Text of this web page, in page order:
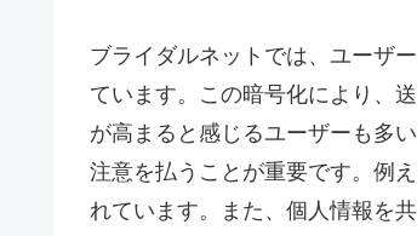
ブライダルネットでは、ユーザ
ています。この暗号化により、
が高まると感じるユーザーも多
注意を払うことが重要です。例
れています。また、個人情報を